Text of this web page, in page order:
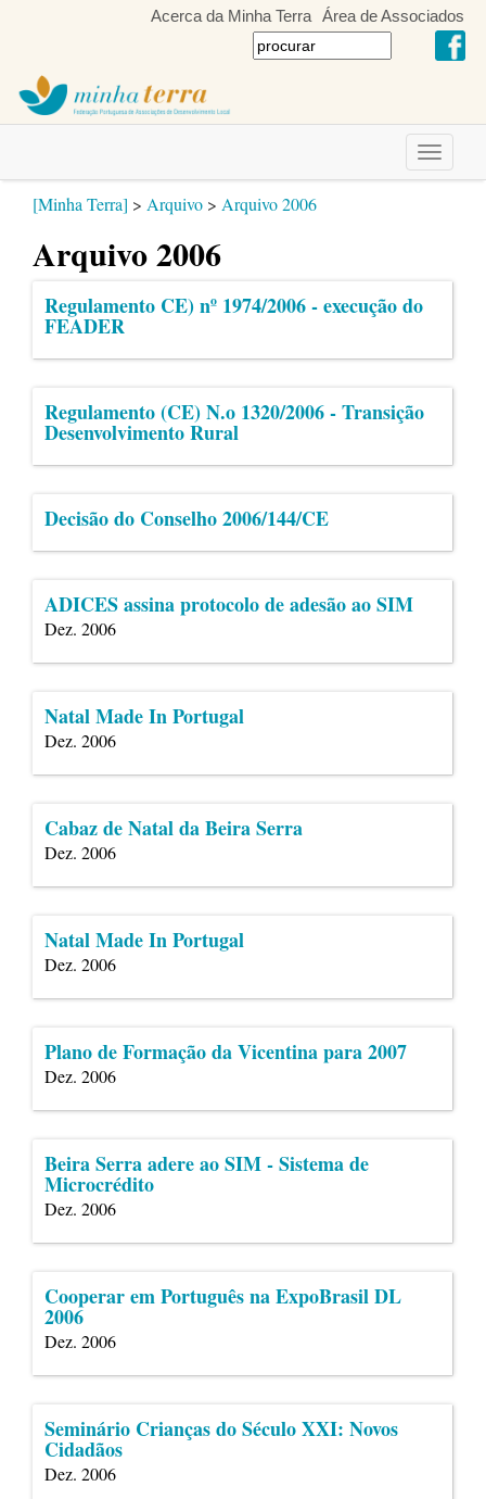
Acerca da Minha Terra Área de Associados
Toggle
[Minha Terra] > Arquivo > Arquivo 2006
Arquivo 2006
Regulamento CE) nº 1974/2006 - execução do
FEADER
Regulamento (CE) N.o 1320/2006 - Transição
Desenvolvimento Rural
Decisão do Conselho 2006/144/CE
ADICES assina protocolo de adesão ao SIM
Dez. 2006
Natal Made In Portugal
Dez. 2006
Cabaz de Natal da Beira Serra
Dez. 2006
Natal Made In Portugal
Dez. 2006
Plano de Formação da Vicentina para 2007
Dez. 2006
Beira Serra adere ao SIM - Sistema de
Microcrédito
Dez. 2006
Cooperar em Português na ExpoBrasil DL
2006
Dez. 2006
Seminário Crianças do Século XXI: Novos
Cidadãos
Dez. 2006